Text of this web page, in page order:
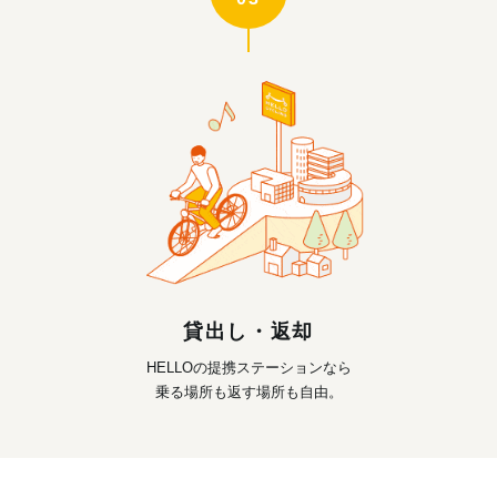
貸出し・返却
HELLOの提携ステーションなら
乗る場所も返す場所も自由。